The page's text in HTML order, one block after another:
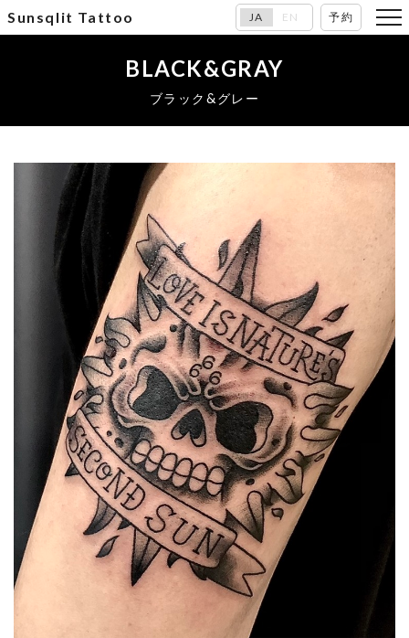
Sunsqlit Tattoo JA EN 予約
BLACK&GRAY
ブラック&グレー